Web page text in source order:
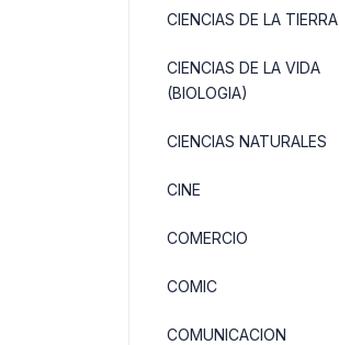
CIENCIAS DE LA TIERRA
CIENCIAS DE LA VIDA
(BIOLOGIA)
CIENCIAS NATURALES
CINE
COMERCIO
COMIC
COMUNICACION